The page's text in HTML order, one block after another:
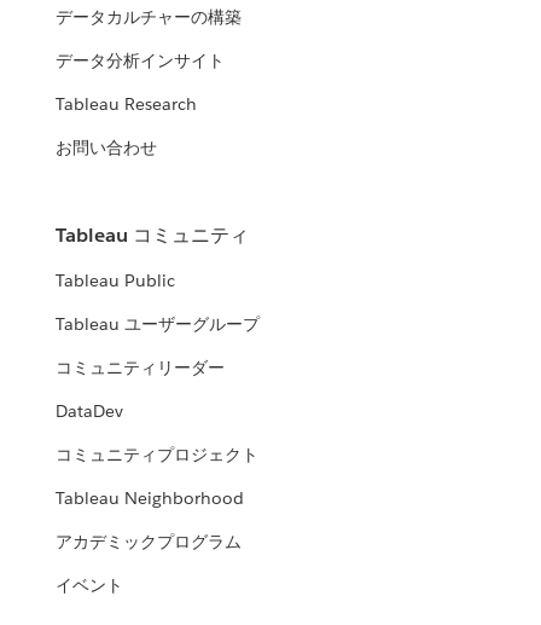
データカルチャーの構築
データ分析インサイト
Tableau Research
お問い合わせ
Tableau コミュニティ
Tableau Public
Tableau ユーザーグループ
コミュニティリーダー
DataDev
コミュニティプロジェクト
Tableau Neighborhood
アカデミックプログラム
イベント